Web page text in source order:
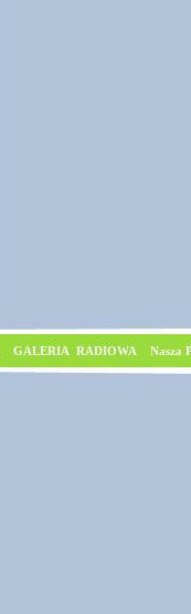
GALERIA RADIOWA Nasza